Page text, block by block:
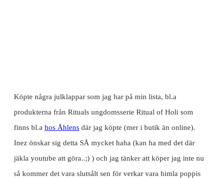
Köpte några julklappar som jag har på min lista, bl.a
produkterna från Rituals ungdomsserie Ritual of Holi som
finns bl.a hos Åhlens där jag köpte (mer i butik än online).
Inez önskar sig detta SÅ mycket haha (kan ha med det där
jäkla youtube att göra..;) ) och jag tänker att köper jag inte nu
så kommer det vara slutsålt sen för verkar vara himla poppis